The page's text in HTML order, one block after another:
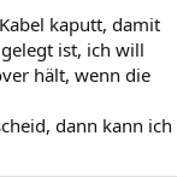
kaputt, damit
ist, ich will
hält, wenn die
dann kann ich